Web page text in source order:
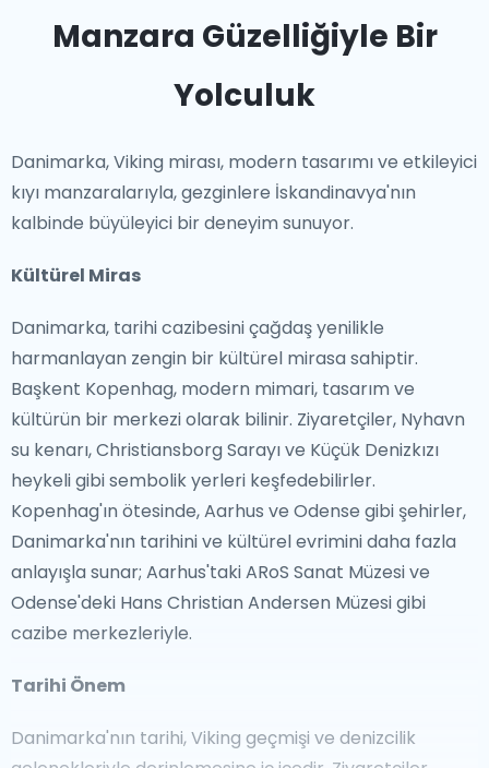
Manzara Güzelliğiyle Bir
Yolculuk
Danimarka, Viking mirası, modern tasarımı ve etkileyici
kıyı manzaralarıyla, gezginlere İskandinavya'nın
kalbinde büyüleyici bir deneyim sunuyor.
Kültürel Miras
Danimarka, tarihi cazibesini çağdaş yenilikle
harmanlayan zengin bir kültürel mirasa sahiptir.
Başkent Kopenhag, modern mimari, tasarım ve
kültürün bir merkezi olarak bilinir. Ziyaretçiler, Nyhavn
su kenarı, Christiansborg Sarayı ve Küçük Denizkızı
heykeli gibi sembolik yerleri keşfedebilirler.
Kopenhag'ın ötesinde, Aarhus ve Odense gibi şehirler,
Danimarka'nın tarihini ve kültürel evrimini daha fazla
anlayışla sunar; Aarhus'taki ARoS Sanat Müzesi ve
Odense'deki Hans Christian Andersen Müzesi gibi
cazibe merkezleriyle.
Tarihi Önem
Danimarka'nın tarihi, Viking geçmişi ve denizcilik